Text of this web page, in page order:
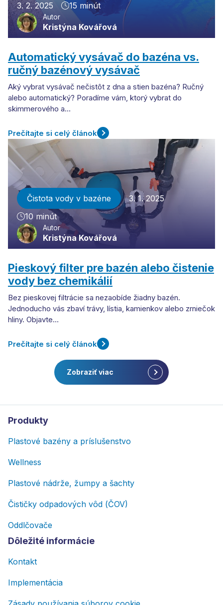
3. 2. 2025
15 minút
Autor
Kristýna Kovářová
Automatický vysávač do bazéna vs.
ručný bazénový vysávač
Aký vybrat vysávač nečistôt z dna a stien bazéna? Ručný
alebo automatický? Poradíme vám, ktorý vybrat do
skimmerového a…
Prečítajte si celý článok
Čistota vody v bazéne
3. 1. 2025
10 minút
Autor
Kristýna Kovářová
Pieskový filter pre bazén alebo čistenie
vody bez chemikálií
Bez pieskovej filtrácie sa nezaobíde žiadny bazén.
Jednoducho vás zbaví trávy, lístia, kamienkov alebo zrniečok
hliny. Objavte…
Prečítajte si celý článok
Zobraziť viac
Produkty
Plastové bazény a príslušenstvo
Wellness
Plastové nádrže, žumpy a šachty
Čističky odpadových vôd (ČOV)
Oddlčovače
Dôležité informácie
Kontakt
Implementácia